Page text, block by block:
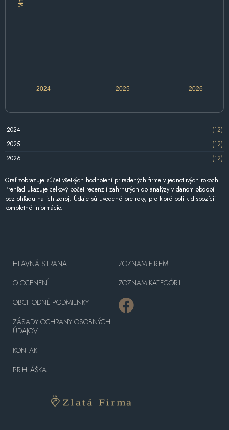
2024 2026
2025
2024
(12)
2025
(12)
2026
(12)
Graf zobrazuje súčet všetkých hodnotení priradených firme v jednotlivých rokoch.
Prehľad ukazuje celkový počet recenzií zahrnutých do analýzy v danom období
bez ohľadu na ich zdroj. Údaje sú uvedené pre roky, pre ktoré boli k dispozícii
kompletné informácie.
HLAVNÁ STRANA
O OCENENÍ
OBCHODNÉ PODMIENKY
ZÁSADY OCHRANY OSOBNÝCH
ÚDAJOV
KONTAKT
PRIHLÁŠKA
ZOZNAM FIRIEM
ZOZNAM KATEGÓRII